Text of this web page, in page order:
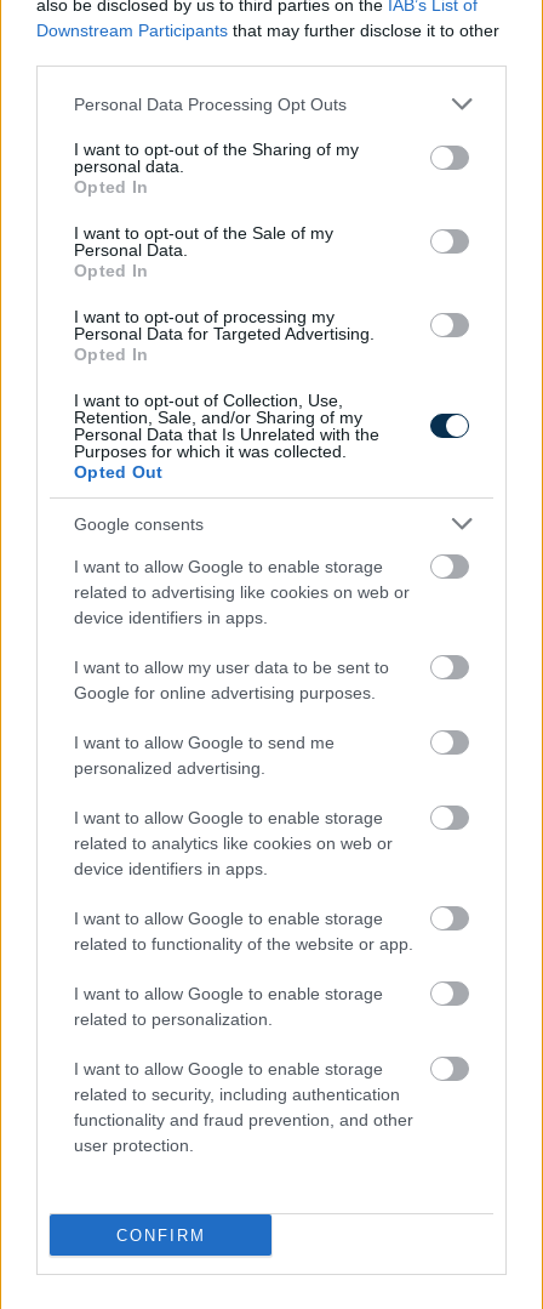
also be disclosed by us to third parties on the IAB’s List of
Downstream Participants that may further disclose it to other
Please note that this website/app uses one or more Google
not limited to your visit or usage behaviour. You may click to
grant or deny consent to Google and its third-party tags to
use your data for below specified purposes in below Google
consent section.
Personal Data Processing Opt Outs
I want to opt-out of the Sharing of my
personal data.
Opted In
I want to opt-out of the Sale of my
Personal Data.
Opted In
I want to opt-out of processing my
Personal Data for Targeted Advertising.
Opted In
I want to opt-out of Collection, Use,
Retention, Sale, and/or Sharing of my
Personal Data that Is Unrelated with the
Purposes for which it was collected.
Opted Out
Google consents
I want to allow Google to enable storage
related to advertising like cookies on web or
device identifiers in apps.
I want to allow my user data to be sent to
Google for online advertising purposes.
I want to allow Google to send me
personalized advertising.
I want to allow Google to enable storage
related to analytics like cookies on web or
device identifiers in apps.
I want to allow Google to enable storage
related to functionality of the website or app.
I want to allow Google to enable storage
related to personalization.
I want to allow Google to enable storage
related to security, including authentication
functionality and fraud prevention, and other
user protection.
CONFIRM
Hányasra tudnál felelni a 7. osztályos kémia tantárgyból?
KISZÁMOLOM!